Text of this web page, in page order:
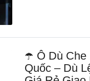
☂️ Ô Dù Che
Quốc – Dù